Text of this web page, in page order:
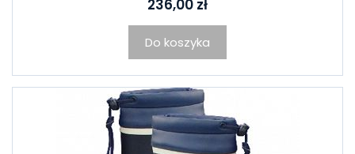
236,00 zł
Do koszyka